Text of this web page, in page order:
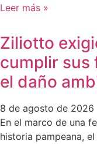
Leer más »
Ziliotto
cumplir sus
el daño
8 de agosto de 2026
En el marco de una
historia pampeana,